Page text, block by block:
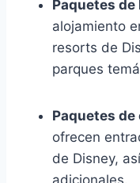
Paquetes de
alojamiento
resorts de
parques
Paquetes de
ofrecen
de Disney,
adicionales.